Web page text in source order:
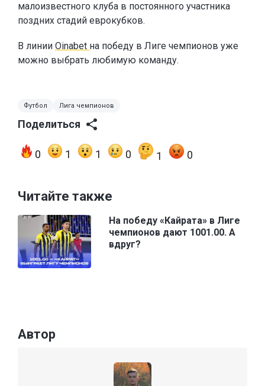
малоизвестного клуба в постоянного участника
поздних стадий еврокубков.
В линии Oinabet на победу в Лиге чемпионов уже
можно выбрать любимую команду.
Футбол Лига чемпионов
Поделиться
0 1 1 0 1 0
Читайте также
На победу «Кайрата» в Лиге
чемпионов дают 1001.00. А
вдруг?
Автор